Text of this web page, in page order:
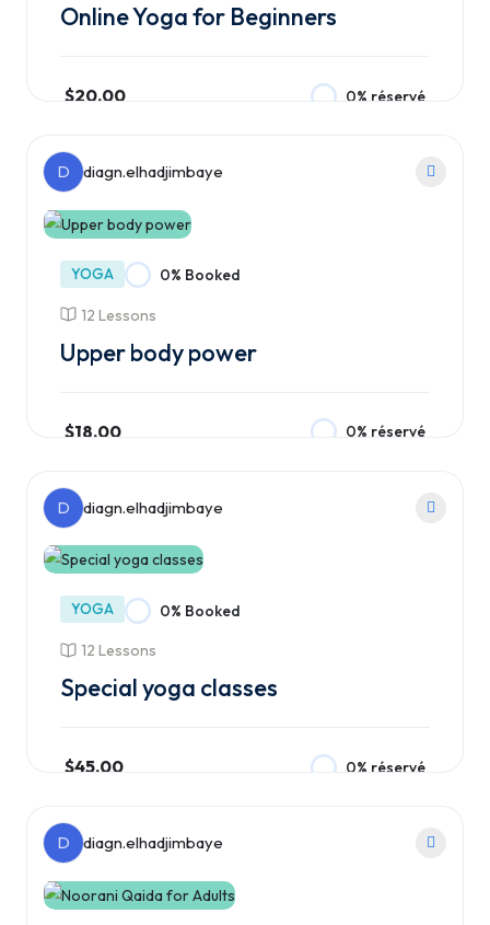
Online Yoga for Beginners
$20.00 0% réservé
D diagn.elhadjimbaye
YOGA 0% Booked
12 Lessons
Upper body power
$18.00 0% réservé
D diagn.elhadjimbaye
YOGA 0% Booked
12 Lessons
Special yoga classes
$45.00 0% réservé
D diagn.elhadjimbaye